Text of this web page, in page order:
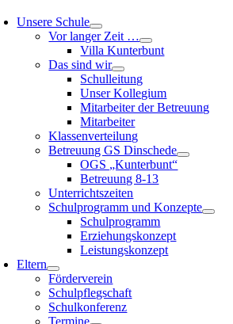
Unsere Schule
Vor langer Zeit …
Villa Kunterbunt
Das sind wir
Schulleitung
Unser Kollegium
Mitarbeiter der Betreuung
Mitarbeiter
Klassenverteilung
Betreuung GS Dinschede
OGS „Kunterbunt“
Betreuung 8-13
Unterrichtszeiten
Schulprogramm und Konzepte
Schulprogramm
Erziehungskonzept
Leistungskonzept
Eltern
Förderverein
Schulpflegschaft
Schulkonferenz
Termine